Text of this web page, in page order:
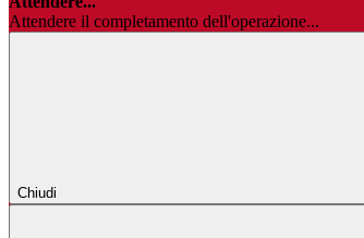
Attendere il completamento dell'operazione...
Chiudi